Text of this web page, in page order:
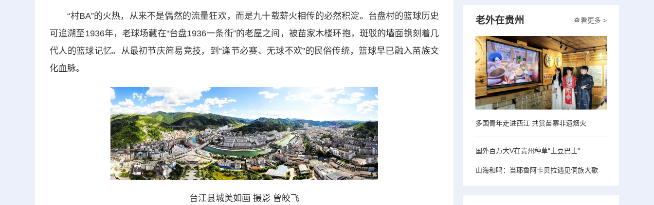
“村BA”的火热，从来不是偶然的流量狂欢，而是九十载薪火相传的必然积淀。台盘村的篮球历史
可追溯至1936年，老球场藏在“台盘1936一条街”的老屋之间，被苗家木楼环抱，斑驳的墙面镌刻着几
代人的篮球记忆。从最初节庆简易竞技，到“逢节必赛、无球不欢”的民俗传统，篮球早已融入苗族文
化血脉。
台江县城美如画 摄影 曾皎飞
查看更多 >
老外在贵州
多国青年走进西江 共赏苗寨非遗烟火
国外百万大V在贵州种草“土豆巴士”
山海和鸣：当耶鲁阿卡贝拉遇见侗族大歌